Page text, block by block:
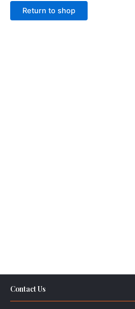
Return to shop
Contact Us